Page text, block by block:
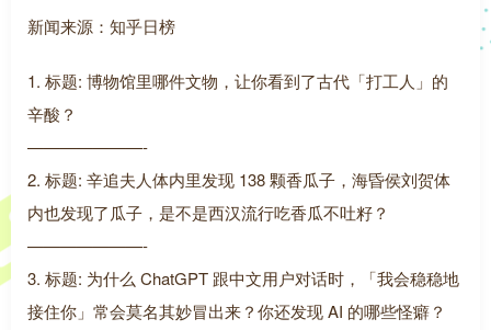
新闻来源：知乎日榜
1. 标题: 博物馆里哪件文物，让你看到了古代「打工人」的
辛酸？
———————-
2. 标题: 辛追夫人体内里发现 138 颗香瓜子，海昏侯刘贺体
内也发现了瓜子，是不是西汉流行吃香瓜不吐籽？
———————-
3. 标题: 为什么 ChatGPT 跟中文用户对话时，「我会稳稳地
接住你」常会莫名其妙冒出来？你还发现 AI 的哪些怪癖？